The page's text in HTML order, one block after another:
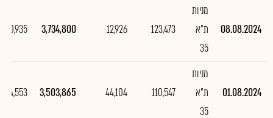
08.08.2024
מניות
ת"א
35
123,473
12,926
3,734,800
230,935
01.08.2024
מניות
ת"א
35
110,547
44,104
3,503,865